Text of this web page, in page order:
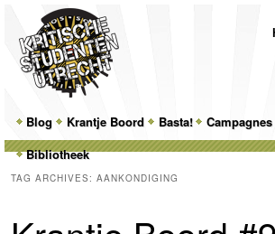
MainSkip
to
primary
Skip
to
secondary
Blog Krantje Boord Basta! Campagnes
Bibliotheek
TAG ARCHIVES: AANKONDIGING